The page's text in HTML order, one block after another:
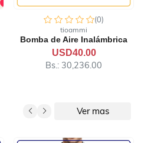
(0)
tioammi
Kit de Amoladora Angular
USD70.00
Bs.: 52,913.00
Ver mas